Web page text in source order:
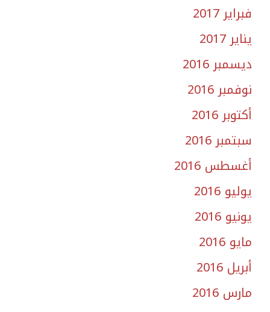
فبراير 2017
يناير 2017
ديسمبر 2016
نوفمبر 2016
أكتوبر 2016
سبتمبر 2016
أغسطس 2016
يوليو 2016
يونيو 2016
مايو 2016
أبريل 2016
مارس 2016